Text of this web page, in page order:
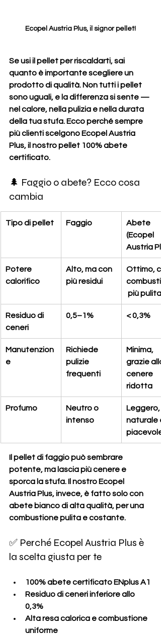
Ecopel Austria Plus, il signor pellet!
Se usi il pellet per riscaldarti, sai
quanto è importante scegliere un
prodotto di qualità. Non tutti i pellet
sono uguali, e la differenza si sente —
nel calore, nella pulizia e nella durata
della tua stufa. Ecco perché sempre
più clienti scelgono Ecopel Austria
Plus, il nostro pellet 100% abete
certificato.
🌲 Faggio o abete? Ecco cosa
cambia
Tipo di pellet Faggio
Abete
(Ecopel
Austria
Potere
calorifico
Alto, ma con
più residui
Ottimo,
più pulita
Residuo di
ceneri
0,5–1% < 0,3%
Manutenzion
e
Richiede
pulizie
frequenti
Minima,
grazie alla
cenere
ridotta
Profumo
Neutro o
intenso
Leggero,
naturale
piacevole
Il pellet di faggio può sembrare
potente, ma lascia più cenere e
sporca la stufa. Il nostro Ecopel
Austria Plus, invece, è fatto solo con
abete bianco di alta qualità, per una
combustione pulita e costante.
✅ Perché Ecopel Austria Plus è
la scelta giusta per te
100% abete certificato ENplus A1
Residuo di ceneri inferiore allo
0,3%
Alta resa calorica e combustione
uniforme